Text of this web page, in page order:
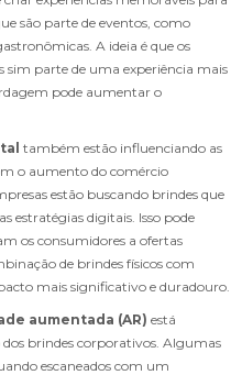
são parte de eventos, como
A ideia é que os
sim parte de uma experiência mais
pode aumentar o
também estão influenciando as
o aumento do comércio
estão buscando brindes que
estratégias digitais. Isso pode
os consumidores a ofertas
de brindes físicos com
mais significativo e duradouro.
aumentada (AR) está
brindes corporativos. Algumas
escaneados com um